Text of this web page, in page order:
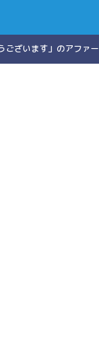
ございます」のアフ